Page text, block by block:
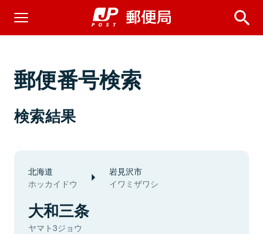
郵便番号検索
検索結果
北海道
ホッカイドウ
岩見沢市
イワミザワシ
大和三条
ヤマト3ジョウ